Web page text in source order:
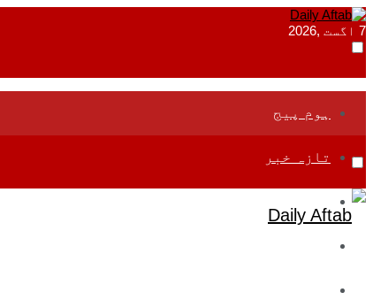
7 اگست ,2026
ہوم پیج
تازہ خبر